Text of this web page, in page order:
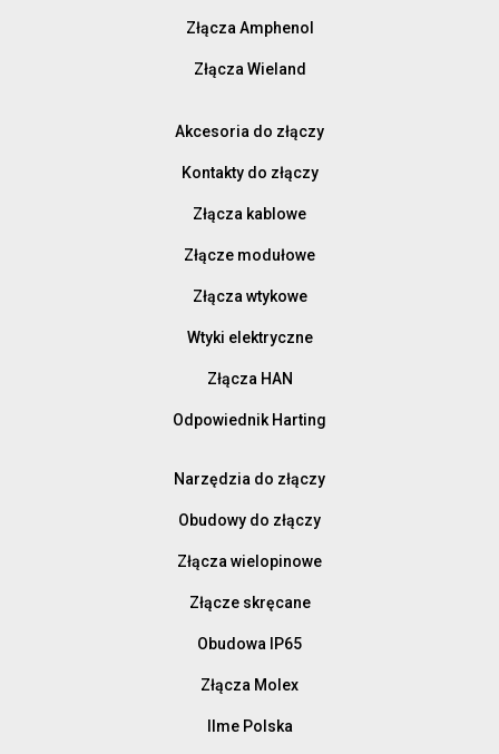
Złącza Amphenol
Złącza Wieland
Akcesoria do złączy
Kontakty do złączy
Złącza kablowe
Złącze modułowe
Złącza wtykowe
Wtyki elektryczne
Złącza HAN
Odpowiednik Harting
Narzędzia do złączy
Obudowy do złączy
Złącza wielopinowe
Złącze skręcane
Obudowa IP65
Złącza Molex
Ilme Polska